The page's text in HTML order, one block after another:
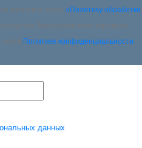
прочтите нашу «Политику обработки
Трансграничная передача
в
Политике конфиденциальности
данных